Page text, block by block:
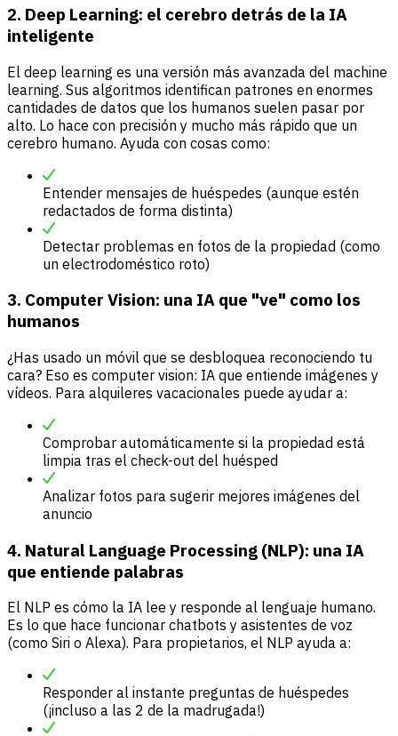
2. Deep Learning: el cerebro detrás de la IA
inteligente
El deep learning es una versión más avanzada del machine
learning. Sus algoritmos identifican patrones en enormes
cantidades de datos que los humanos suelen pasar por
alto. Lo hace con precisión y mucho más rápido que un
cerebro humano. Ayuda con cosas como:
Entender mensajes de huéspedes (aunque estén
redactados de forma distinta)
Detectar problemas en fotos de la propiedad (como
un electrodoméstico roto)
3. Computer Vision: una IA que "ve" como los
humanos
¿Has usado un móvil que se desbloquea reconociendo tu
cara? Eso es computer vision: IA que entiende imágenes y
vídeos. Para alquileres vacacionales puede ayudar a:
Comprobar automáticamente si la propiedad está
limpia tras el check-out del huésped
Analizar fotos para sugerir mejores imágenes del
anuncio
4. Natural Language Processing (NLP): una IA
que entiende palabras
El NLP es cómo la IA lee y responde al lenguaje humano.
Es lo que hace funcionar chatbots y asistentes de voz
(como Siri o Alexa). Para propietarios, el NLP ayuda a:
Responder al instante preguntas de huéspedes
(¡incluso a las 2 de la madrugada!)